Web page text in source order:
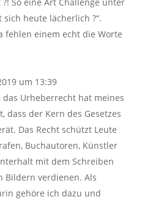
heute lächerlich ?“.
fehlen einem echt die Worte
um 13:39
Urheberrecht hat meines
dass der Kern des Gesetzes
Das Recht schützt Leute
Buchautoren, Künstler
mit dem Schreiben
Bildern verdienen. Als
gehöre ich dazu und